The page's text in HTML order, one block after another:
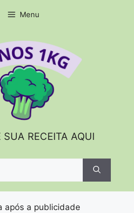
Menu
SUA RECEITA AQUI
após a publicidade